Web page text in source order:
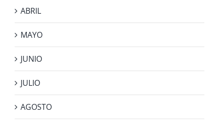
ABRIL
MAYO
JUNIO
JULIO
AGOSTO